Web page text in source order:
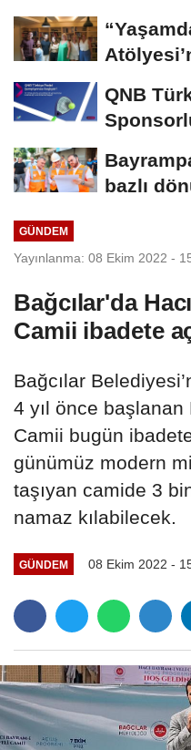
QNB
bazlı
GÜNDEM
Yayınlanma: 08 Ekim 2022 -
Bağcılar'da
Camii ibadete
Bağcılar
4 yıl önce başlanan
Camii bugün
günümüz modern
taşıyan camide 3
namaz kılabilecek.
GÜNDEM 08 Ekim 2022 -